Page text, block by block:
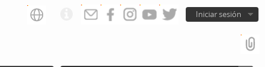
Iniciar sesión